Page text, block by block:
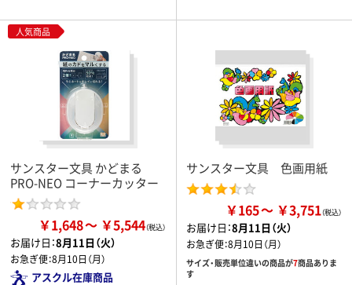
人気商品
サンスター文具 かどまる
PRO-NEO コーナーカッター
￥1,648 ￥5,544
お届け日：8月11日（火）
お急ぎ便：8月10日（月）
アスクル在庫商品
サンスター文具 色画用紙
￥165 ￥3,751
お届け日：8月11日（火）
お急ぎ便：8月10日（月）
サイズ・販売単位違いの商品が7商品ありま
す